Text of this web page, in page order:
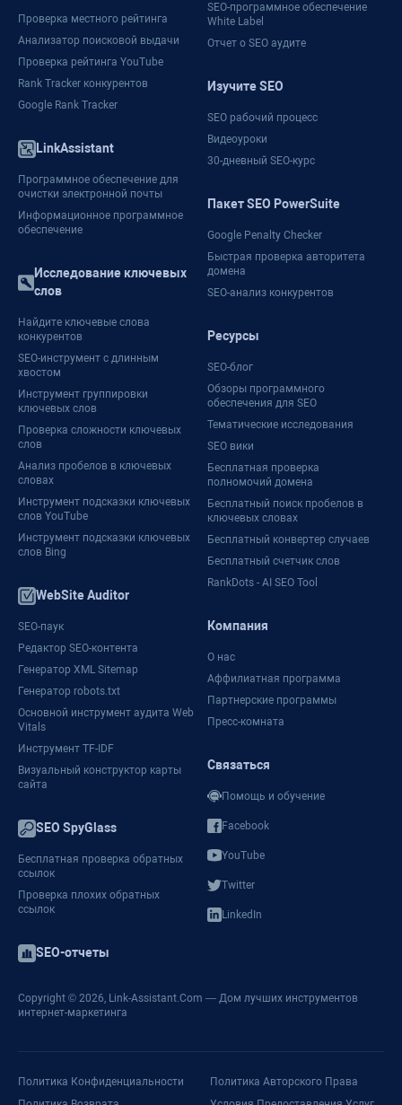
Проверка местного рейтинга
Анализатор поисковой выдачи
Проверка рейтинга YouTube
Rank Tracker конкурентов
Google Rank Tracker
LinkAssistant
Программное обеспечение для
очистки электронной почты
Информационное программное
обеспечение
Исследование ключевых
слов
Найдите ключевые слова
конкурентов
SEO-инструмент с длинным
хвостом
Инструмент группировки
ключевых слов
Проверка сложности ключевых
слов
Анализ пробелов в ключевых
словах
Инструмент подсказки ключевых
слов YouTube
Инструмент подсказки ключевых
слов Bing
WebSite Auditor
SEO-паук
Редактор SEO-контента
Генератор XML Sitemap
Генератор robots.txt
Основной инструмент аудита Web
Vitals
Инструмент TF-IDF
Визуальный конструктор карты
сайта
SEO SpyGlass
Бесплатная проверка обратных
ссылок
Проверка плохих обратных
ссылок
SEO-отчеты
SEO-программное обеспечение
White Label
Отчет о SEO аудите
Изучите SEO
SEO рабочий процесс
Видеоуроки
30-дневный SEO-курс
Пакет SEO PowerSuite
Google Penalty Checker
Быстрая проверка авторитета
домена
SEO-анализ конкурентов
Ресурсы
SEO-блог
Обзоры программного
обеспечения для SEO
Тематические исследования
SEO вики
Бесплатная проверка
полномочий домена
Бесплатный поиск пробелов в
ключевых словах
Бесплатный конвертер случаев
Бесплатный счетчик слов
RankDots - AI SEO Tool
Компания
О нас
Аффилиатная программа
Партнерские программы
Пресс-комната
Связаться
Помощь и обучение
Facebook
YouTube
Twitter
LinkedIn
Copyright © 2026, Link-Assistant.Com — Дом лучших инструментов
интернет-маркетинга
Политика Конфиденциальности
Политика Авторского Права